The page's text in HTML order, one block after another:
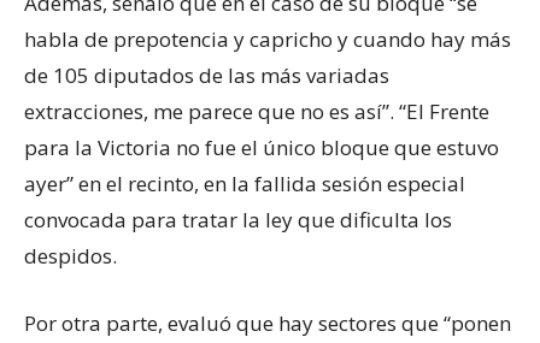
habla de prepotencia y capricho y cuando hay más
de 105 diputados de las más variadas
extracciones, me parece que no es así”. “El Frente
para la Victoria no fue el único bloque que estuvo
ayer” en el recinto, en la fallida sesión especial
convocada para tratar la ley que dificulta los
despidos.
Por otra parte, evaluó que hay sectores que “ponen